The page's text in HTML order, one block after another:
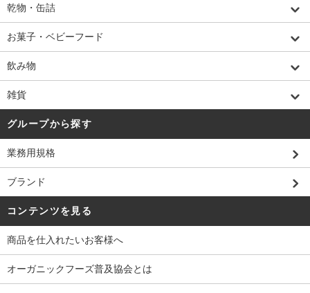
乾物・缶詰
お菓子・ベビーフード
飲み物
雑貨
グループから探す
業務用規格
ブランド
コンテンツを見る
商品を仕入れたいお客様へ
オーガニックフーズ普及協会とは